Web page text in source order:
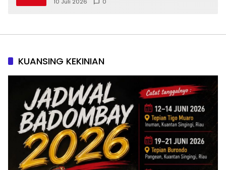
KUANSING KEKINIAN